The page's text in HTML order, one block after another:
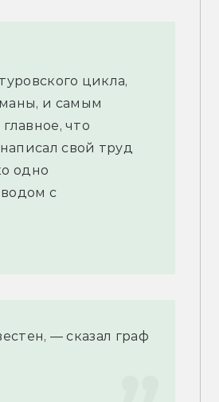
цикла,
и самым
что
свой труд
одно
с
— сказал граф